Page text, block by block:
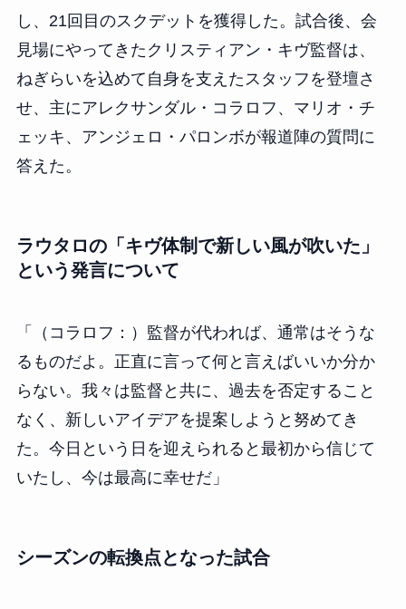
し、21回目のスクデットを獲得した。試合後、会
見場にやってきたクリスティアン・キヴ監督は、
ねぎらいを込めて自身を支えたスタッフを登壇さ
せ、主にアレクサンダル・コラロフ、マリオ・チ
ェッキ、アンジェロ・パロンボが報道陣の質問に
答えた。
ラウタロの「キヴ体制で新しい風が吹いた」
という発言について
「（コラロフ：）監督が代われば、通常はそうな
るものだよ。正直に言って何と言えばいいか分か
らない。我々は監督と共に、過去を否定すること
なく、新しいアイデアを提案しようと努めてき
た。今日という日を迎えられると最初から信じて
いたし、今は最高に幸せだ」
シーズンの転換点となった試合